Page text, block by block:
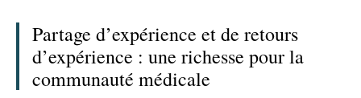
Partage d’expérience et de retours
d’expérience : une richesse pour la
communauté médicale